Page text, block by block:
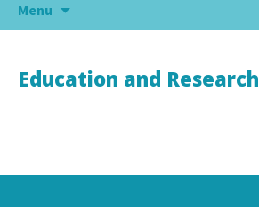
Menu
Education and Research